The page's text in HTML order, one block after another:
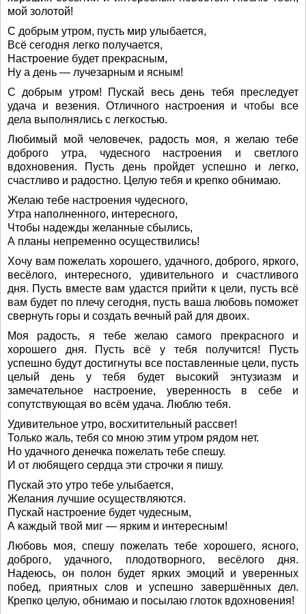
мой золотой!
С добрым утром, пусть мир улыбается,
Всё сегодня легко получается,
Настроение будет прекрасным,
Ну а день — лучезарным и ясным!
С добрым утром! Пускай весь день тебя преследует
удача и везения. Отличного настроения и чтобы все
дела выполнялись с легкостью.
Любимый мой человечек, радость моя, я желаю тебе
доброго утра, чудесного настроения и светлого
вдохновения. Пусть день пройдет успешно и легко,
счастливо и радостно. Целую тебя и крепко обнимаю.
Желаю тебе настроения чудесного,
Утра наполненного, интересного,
Чтобы надежды желанные сбылись,
А планы непременно осуществились!
Хочу вам пожелать хорошего, удачного, доброго, яркого,
весёлого, интересного, удивительного и счастливого
дня. Пусть вместе вам удастся прийти к цели, пусть всё
вам будет по плечу сегодня, пусть ваша любовь поможет
свернуть горы и создать вечный рай для двоих.
Моя радость, я тебе желаю самого прекрасного и
хорошего дня. Пусть всё у тебя получится! Пусть
успешно будут достигнуты все поставленные цели, пусть
целый день у тебя будет высокий энтузиазм и
замечательное настроение, уверенность в себе и
сопутствующая во всём удача. Люблю тебя.
Удивительное утро, восхитительный рассвет!
Только жаль, тебя со мною этим утром рядом нет.
Но удачного денечка пожелать тебе спешу.
И от любящего сердца эти строчки я пишу.
Пускай это утро тебе улыбается,
Желания лучшие осуществляются.
Пускай настроение будет чудесным,
А каждый твой миг — ярким и интересным!
Любовь моя, спешу пожелать тебе хорошего, ясного,
доброго, удачного, плодотворного, весёлого дня.
Надеюсь, он полон будет ярких эмоций и уверенных
побед, приятных слов и успешно завершённых дел.
Крепко целую, обнимаю и посылаю глоток вдохновения!